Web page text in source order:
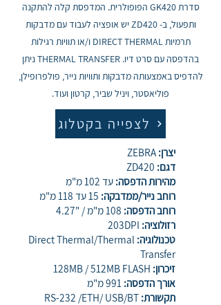
סדרת GK420 הפופולרית. המדפסת קלה להתקנה
ותפעול, ב- ZD420 יש אופציה לעבוד עם מדבקות
תרמיות DIRECT THERMAL ו/או תוויות רגילות
בהדפסה עם סרט דיו. THERMAL TRANSFER ניתן
להדפיס באמצעותה מדבקות ותוויות נייר, פולפרופילן,
פוליאסטר, ויניל שביר, קרטון ועוד.
לצפייה בקטלוג
יצרן: ZEBRA
דגם: ZD420
מהירות הדפסה: עד 102 מ"מ
רוחב נייר/ממדבקה:
רוחב הדפסה:
רזולוציה:
טכנולוגיה: Direct Thermal/Thermal
Transfer
זיכרון: 128MB / 512MB FLASH
אורך הדפסה: 991 מ"מ
תקשורת: RS-232 /ETH/ USB/BT